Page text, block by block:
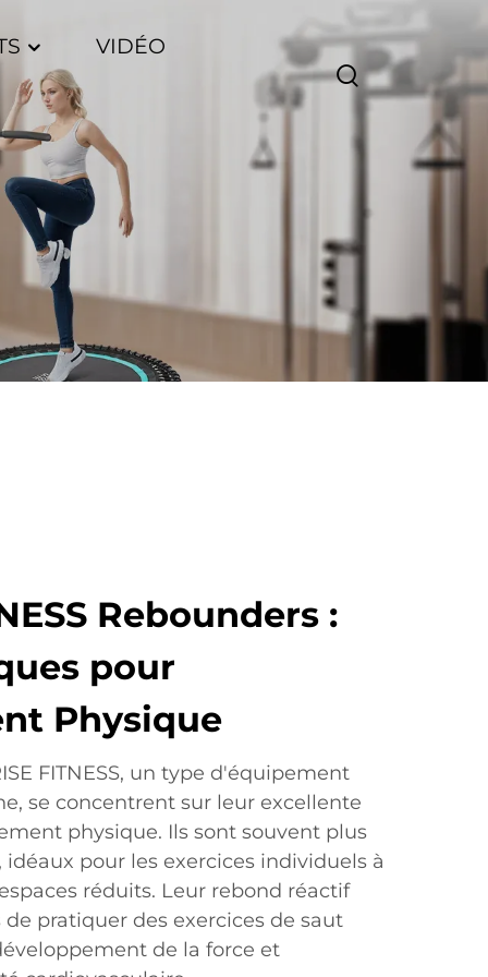
VIDÉO
Rebounders :
pour
Physique
FITNESS, un type d'équipement
se concentrent sur leur excellente
physique. Ils sont souvent plus
pour les exercices individuels à
réduits. Leur rebond réactif
pratiquer des exercices de saut
de la force et